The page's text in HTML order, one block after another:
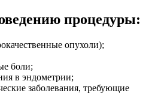
процедуры:
опухоли);
боли;
в эндометрии;
заболевания, требующие